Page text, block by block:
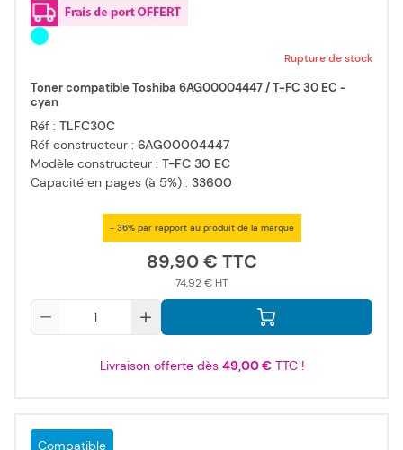
Rupture de stock
Toner compatible Toshiba 6AG00004447 / T-FC 30 EC -
cyan
Réf : TLFC30C
Réf constructeur : 6AG00004447
Modèle constructeur : T-FC 30 EC
Capacité en pages (à 5%) : 33600
- 36% par rapport au produit de la marque
89,90 €
74,92 €
Livraison offerte dès 49,00 €TTC !
Compatible